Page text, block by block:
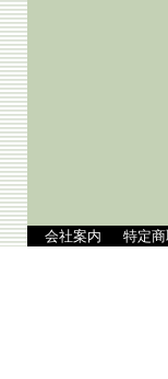
会社案内 特定